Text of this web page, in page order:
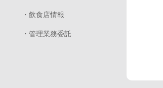
・飲食店情報
・管理業務委託